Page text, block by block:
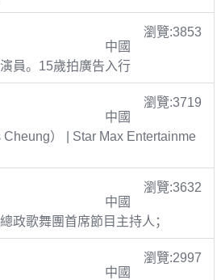
瀏覽:3853
中國
員。15歲拍廣告入行
瀏覽:3719
中國
） | Star Max Entertainme
瀏覽:3632
中國
政歌舞團首席節目主持人；
瀏覽:2997
中國